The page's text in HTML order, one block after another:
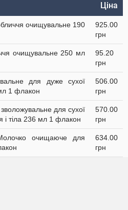
Ціна
очищувальне 190
925.00
грн
очищувальне 250 мл
95.20
грн
для дуже сухої
1 флакон
506.00
грн
для сухої
і тіла 236 мл 1 флакон
570.00
грн
очищаюче для
634.00
грн